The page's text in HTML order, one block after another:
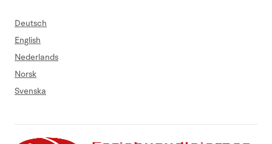
Deutsch
English
Nederlands
Norsk
Svenska